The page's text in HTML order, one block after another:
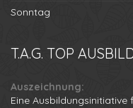
Sonntag
T.A.G. TOP
Auszeichnung:
Eine Ausbildungsinitiative